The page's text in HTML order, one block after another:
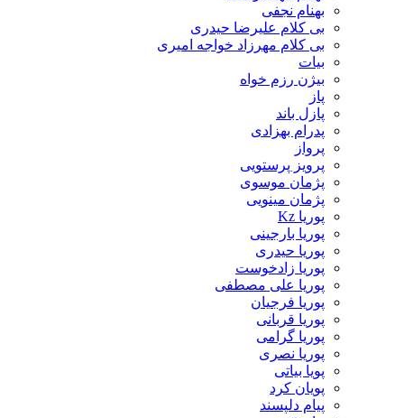
بهنام نجفی
بی کلام علیرضا حیدری
بی کلام مهرزاد خواجه امیری
بیات
بیژن رزم خواه
پاز
پازل باند
پدرام بهزادی
پرواز
پرویز پرستویی
پژمان موسوی
پژمان مینویی
پوریا Kz
پوریا بارجینی
پوریا حیدری
پوریا زادخوست
پوریا علی مصطفی
پوریا فرجیان
پوریا قربانی
پوریا گرامی
پوریا نصری
پویا بیاتی
پویان کرد
پیام دلپسند